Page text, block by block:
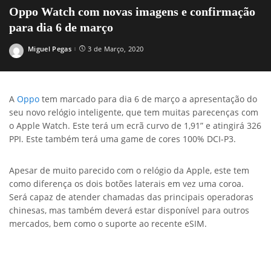
Oppo Watch com novas imagens e confirmação
para dia 6 de março
Posted
Miguel Pegas 3 de Março, 2020
A Oppo tem marcado para dia 6 de março a apresentação do
seu novo relógio inteligente, que tem muitas parecenças com
o Apple Watch. Este terá um ecrã curvo de 1,91” e atingirá 326
PPI. Este também terá uma game de cores 100% DCI-P3.
Apesar de muito parecido com o relógio da Apple, este tem
como diferença os dois botões laterais em vez uma coroa.
Será capaz de atender chamadas das principais operadoras
chinesas, mas também deverá estar disponível para outros
mercados, bem como o suporte ao recente eSIM.